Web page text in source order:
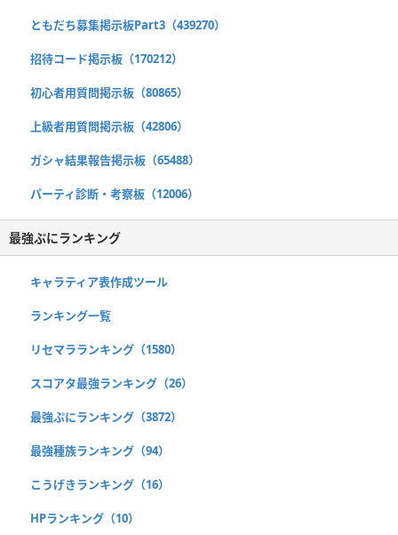
ともだち募集掲示板Part3（439270）
招待コード掲示板（170212）
初心者用質問掲示板（80865）
上級者用質問掲示板（42806）
ガシャ結果報告掲示板（65488）
パーティ診断・考察板（12006）
最強ぷにランキング
キャラティア表作成ツール
ランキング一覧
リセマラランキング（1580）
スコアタ最強ランキング（26）
最強ぷにランキング（3872）
最強種族ランキング（94）
こうげきランキング（16）
HPランキング（10）